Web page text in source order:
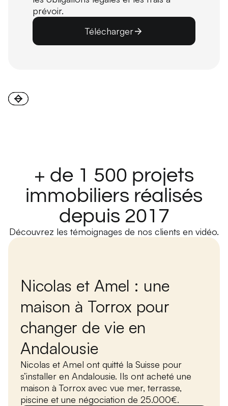
prévoir.
Télécharger
+ de 1 500 projets
immobiliers réalisés
depuis 2017
Découvrez les témoignages de nos clients en vidéo.
Nicolas et Amel : une
maison à Torrox pour
changer de vie en
Andalousie
Nicolas et Amel ont quitté la Suisse pour
s’installer en Andalousie. Ils ont acheté une
maison à Torrox avec vue mer, terrasse,
piscine et une négociation de 25.000€.